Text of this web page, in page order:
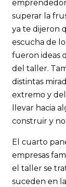
superar la
ya te dijeron
escucha de
fueron ideas
del taller.
distintas
extremo y
llevar hacia
construir y
El cuarto
empresas
el taller se
suceden en